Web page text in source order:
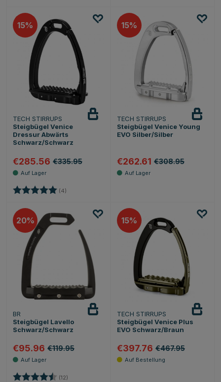
15
TECH STIRRUPS
Steigbügel Venice
Dressur Abwärts
Schwarz/Schwarz
€285.56 €335.95
Bewertung: (4)
15
TECH STIRRUPS
Steigbügel Venice Young
EVO Silber/Silber
€262.61 €308.95
20
BR
Steigbügel Lavello
Schwarz/Schwarz
€95.96 €119.95
Bewertung: (12)
15
TECH STIRRUPS
Steigbügel Venice Plus
EVO Schwarz/Braun
€397.76 €467.95